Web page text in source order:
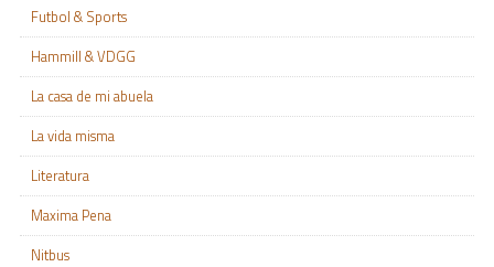
Futbol & Sports
Hammill & VDGG
La casa de mi abuela
La vida misma
Literatura
Maxima Pena
Nitbus